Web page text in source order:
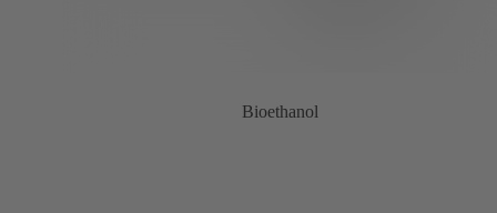
Bioethanol